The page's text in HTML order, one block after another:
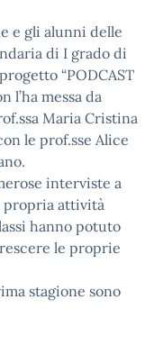
e gli alunni delle
di I grado di
“PODCAST
l’ha messa da
Maria Cristina
le prof.sse Alice
interviste a
propria attività
hanno potuto
le proprie
stagione sono